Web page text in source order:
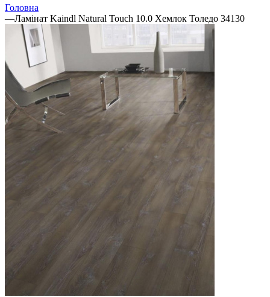
Головна
—Ламінат Kaindl Natural Touch 10.0 Хемлок Толедо 34130